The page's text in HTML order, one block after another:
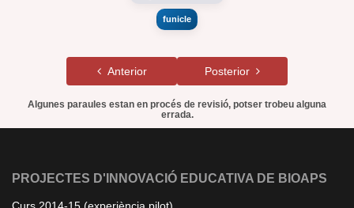
funicle
Anterior Posterior
Algunes paraules estan en procés de revisió, potser trobeu alguna
errada.
PROJECTES D'INNOVACIÓ EDUCATIVA DE BIOAPS